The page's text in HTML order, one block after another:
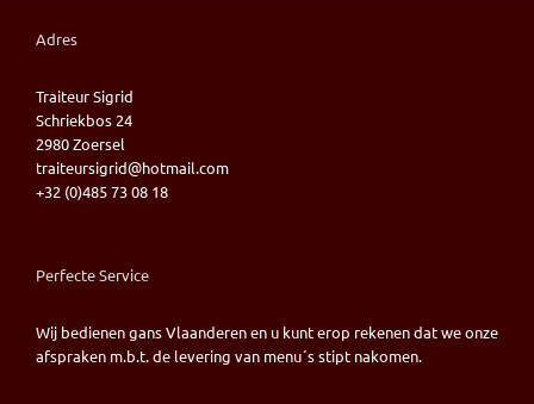
Adres
Traiteur Sigrid
Schriekbos 24
2980 Zoersel
traiteursigrid@hotmail.com
+32 (0)485 73 08 18
Perfecte Service
Wij bedienen gans Vlaanderen en u kunt erop rekenen dat we onze
afspraken m.b.t. de levering van menu´s stipt nakomen.